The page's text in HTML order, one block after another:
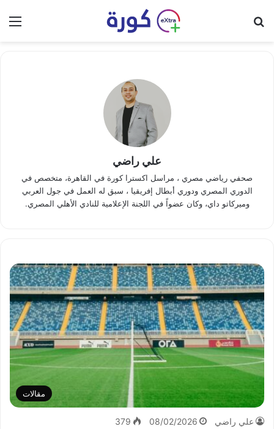
علي راضي
صحفي رياضي مصري ، مراسل اكسترا كورة في القاهرة، متخصص في
الدوري المصري ودوري أبطال إفريقيا ، سبق له العمل في جول العربي
وميركاتو داي، وكان عضواً في اللجنة الإعلامية للنادي الأهلي المصري.
مقالات
علي راضي 08/02/2026
379